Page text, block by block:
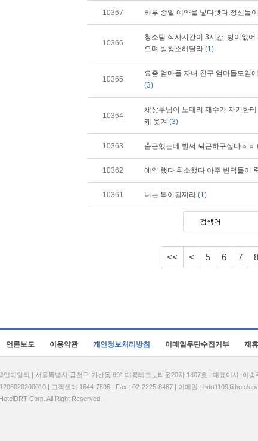
10367 하루 종일 예약을 넣다빳다.정신들
10366
청소팀 식사시간이 3시간. 방이없어
으며 방청소해달라 (1)
10365
요즘 엄마들 자녀 친구 엄마들모임
(3)
10364
채상무님이 노대리 재수가 자기한
케 웃겨 (3)
10363 출근했는데 벌써 퇴근하구싶다ㅎㅎ
10362 예약 했다 취소했다 아주 변덕들이
10361 너는 복이될찌라 (1)
<< < 5 6 7 8
언론보도 이용약관 개인정보처리방침 이메일무단수집거부 제
업디알티 | 서울특별시 금천구 가산동 691 대륭테크노타운20차 1807호 | 대표이사: 이
| 고객센터 1644-7896 | Fax : 02-2225-8487 | 이메일 :
Corp. All Right Reserved.